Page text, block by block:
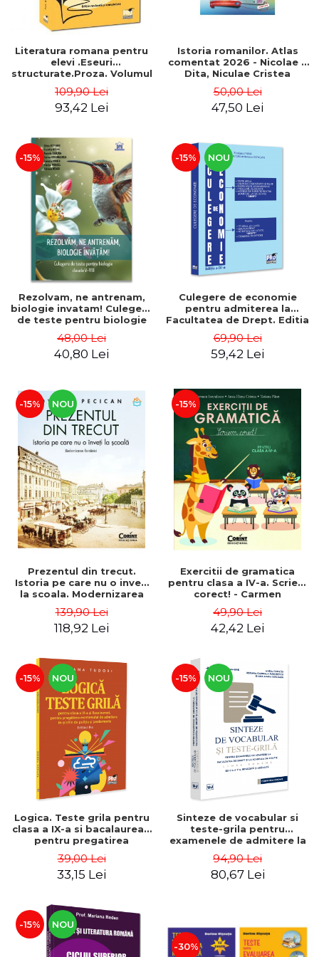
Literatura romana pentru
elevi .Eseuri
structurate.Proza. Volumul
completata - Mariana
Badea
109,90 Lei
93,42 Lei
Istoria romanilor. Atlas
comentat 2026 - Nicolae I.
Dita, Niculae Cristea
50,00 Lei
47,50 Lei
-15%
Rezolvam, ne antrenam,
biologie invatam! Culegere
de teste pentru biologie
Neagu, Camelia Afrim,
Camelia Manea, Corina
Silvia O
48,00 Lei
40,80 Lei
-15% NOU
Culegere de economie
pentru admiterea la
Facultatea de Drept. Editia
adaugita - Floriana Pana,
Mariana Iatagan, Catalina
69,90 Lei
59,42 Lei
-15% NOU
Prezentul din trecut.
Istoria pe care nu o inveti
la scoala. Modernizarea
139,90 Lei
118,92 Lei
-15%
Exercitii de gramatica
pentru clasa a IV-a. Scriem
corect! - Carmen
Cristea, Tatiana Paun
49,90 Lei
42,42 Lei
-15% NOU
Logica. Teste grila pentru
clasa a IX-a si bacalaureat,
pentru pregatirea
scolile de politie si
jandarmerie. Editia a II-a -
39,00 Lei
33,15 Lei
-15% NOU
Sinteze de vocabular si
teste-grila pentru
examenele de admitere la
Academia de Politie. Limba
romana. Editia a V-a,
94,90 Lei
80,67 Lei
-15%
NOU
-30%